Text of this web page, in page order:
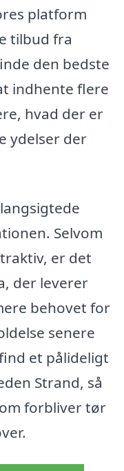
platform
tilbud fra
den bedste
indhente flere
hvad der er
ydelser der
Selvom
er det
der leverer
behovet for
senere
et pålideligt
Strand, så
forbliver tør